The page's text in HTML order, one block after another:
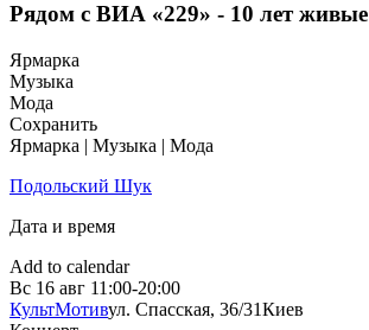
Рядом с ВИА «229» - 10 лет живые
Ярмарка
Музыка
Мода
Сохранить
Ярмарка | Музыка | Мода
Подольский Шук
Дата и время
Add to calendar
Вс 16 авг 11:00-20:00
КультМотивул. Спасская, 36/31Киев